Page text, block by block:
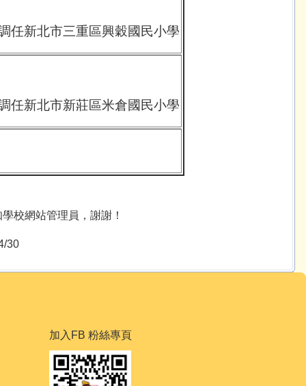
任新北市三重區興穀國民小學
任新北市新莊區米倉國民小學
校網站管理員，謝謝！
30
加入 FB 粉絲專頁